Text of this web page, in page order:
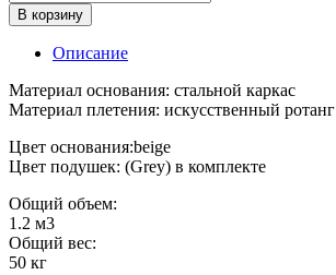
Описание
Материал основания: стальной каркас
Материал плетения: искусственный ротанг
Цвет основания:beige
Цвет подушек: (Grey) в комплекте
Общий объем:
1.2 м3
Общий вес:
50 кг